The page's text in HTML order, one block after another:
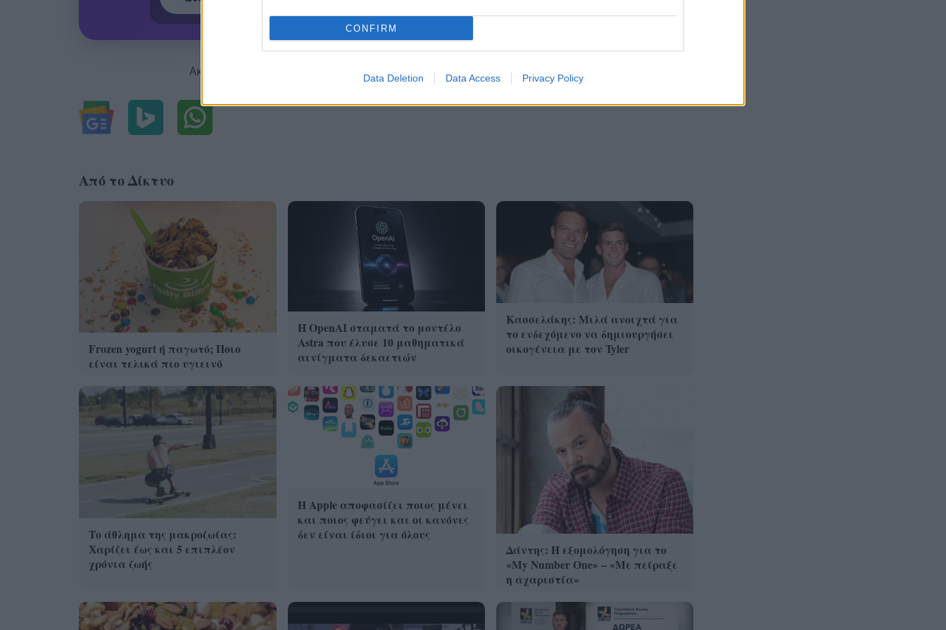
CONFIRM
Data Deletion Data Access Privacy Policy
Ακολουθήστε μας για όλες τις ειδήσεις στο Bing News και το Google News
Από το Δίκτυο
Frozen yogurt ή παγωτό; Ποιο
είναι τελικά πιο υγιεινό
Η OpenAI σταματά το μοντέλο
Astra που έλυσε 10 μαθηματικά
αινίγματα δεκαετιών
Κασσελάκης: Μιλά ανοιχτά για
το ενδεχόμενο να δημιουργήσει
οικογένεια με τον Tyler
Το άθλημα της μακροζωίας:
Χαρίζει έως και 5 επιπλέον
χρόνια ζωής
Η Apple αποφασίζει ποιος μένει
και ποιος φεύγει και οι κανόνες
δεν είναι ίδιοι για όλους
Δάντης: Η εξομολόγηση για το
«My Number One» – «Με πείραξε
η αχαριστία»